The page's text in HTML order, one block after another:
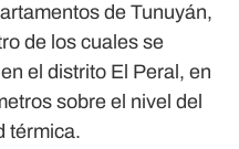
de Tunuyán,
de los cuales se
el distrito El Peral, en
sobre el nivel del
térmica.